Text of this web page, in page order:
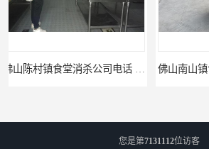
佛山陈村镇食堂消杀公司电话 陈村食堂灭鼠 佛山南山镇食堂消杀 南山工厂灭鼠
您是第7131112位访客